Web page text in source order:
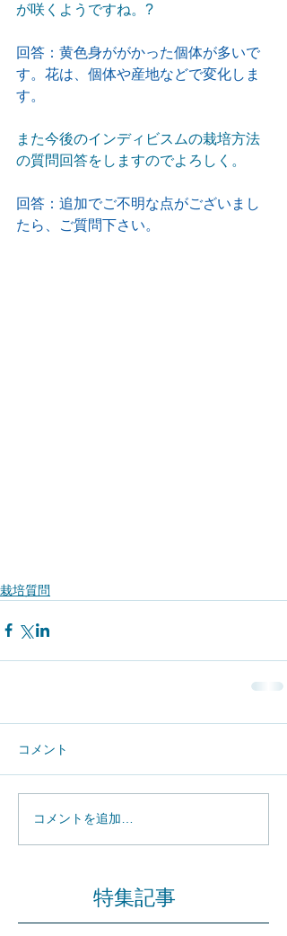
が咲くようですね。?
回答：黄色身ががかった個体が多いで
す。花は、個体や産地などで変化しま
す。
また今後のインディビスムの栽培方法
の質問回答をしますのでよろしく。
回答：追加でご不明な点がございまし
たら、ご質問下さい。
栽培質問
コメント
コメントを追加…
特集記事